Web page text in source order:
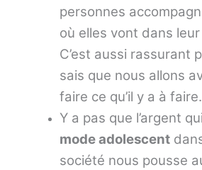
personnes
où elles vont dans
C’est aussi rassurant
sais que nous allons
faire ce qu’il y a à faire.
Y a pas que l’argent
mode adolescent
société nous pousse